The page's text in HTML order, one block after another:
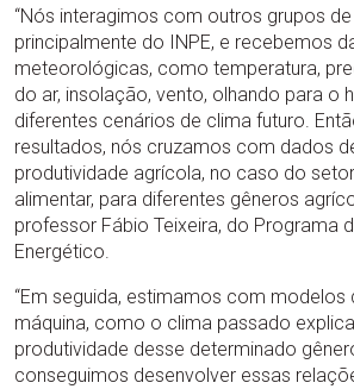
“Nós interagimos com outros grupos de
principalmente do INPE, e recebemos
meteorológicas, como temperatura,
do ar, insolação, vento, olhando para o
diferentes cenários de clima futuro.
resultados, nós cruzamos com dados
produtividade agrícola, no caso do
alimentar, para diferentes gêneros
professor Fábio Teixeira, do Programa
Energético.
“Em seguida, estimamos com modelos
máquina, como o clima passado
produtividade desse determinado
conseguimos desenvolver essas